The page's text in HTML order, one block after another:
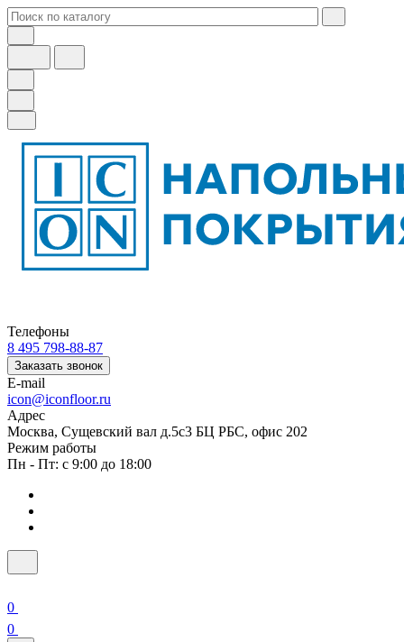
Телефоны
8 495 798-88-87
Заказать звонок
E-mail
icon@iconfloor.ru
Адрес
Москва, Сущевский вал д.5с3 БЦ РБС, офис 202
Режим работы
Пн - Пт: с 9:00 до 18:00
0
0